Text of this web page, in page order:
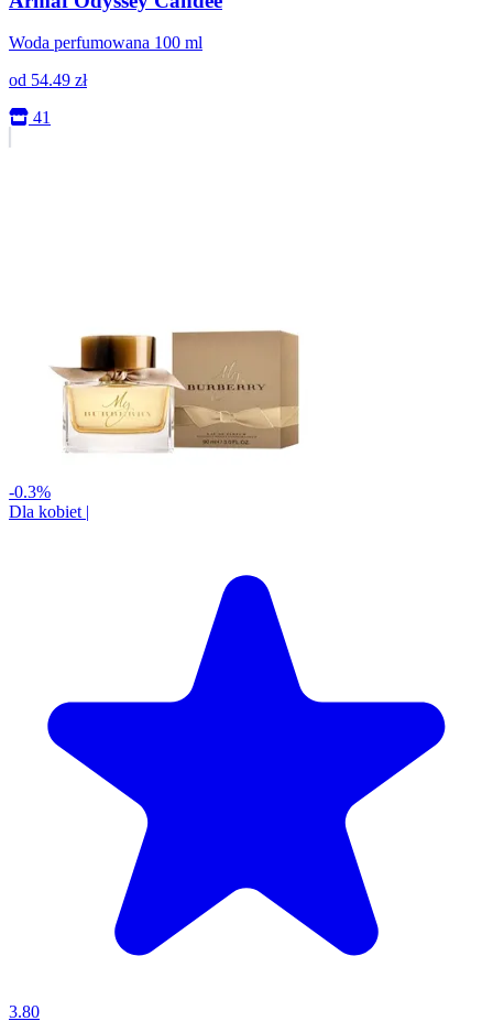
Woda perfumowana 100 ml
od 54.49 zł
41
-0.3%
Dla kobiet |
3.80